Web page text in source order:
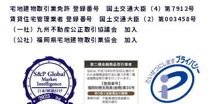
応じております。ご請求される方は、当社「個人情報お客様相談
窓口」までお問い合わせください。
6. 個人情報を提供する事の任意性について
当社との契約、又は、提供しているサービスを行うことが出来
ない場合がございます。
a.第三者が閲覧可能な環境に流用されない、または営利的な目
的で利用されないという前提において、個人的な表示、複製、
印刷などは認められるものとしますが、改変などは認めませ
ん。 また個人的な使用であっても著作権等に関するあらゆる
表示を削除してはならないものとします。
宅地建物取引業免許 登録番号 国土交通大臣（4）第7912号
賃貸住宅管理業者 登録番号 国土交通大臣（2）第003458号
（一社）九州不動産公正取引協議会 加入
（公社）福岡県宅地建物取引業協会 加入